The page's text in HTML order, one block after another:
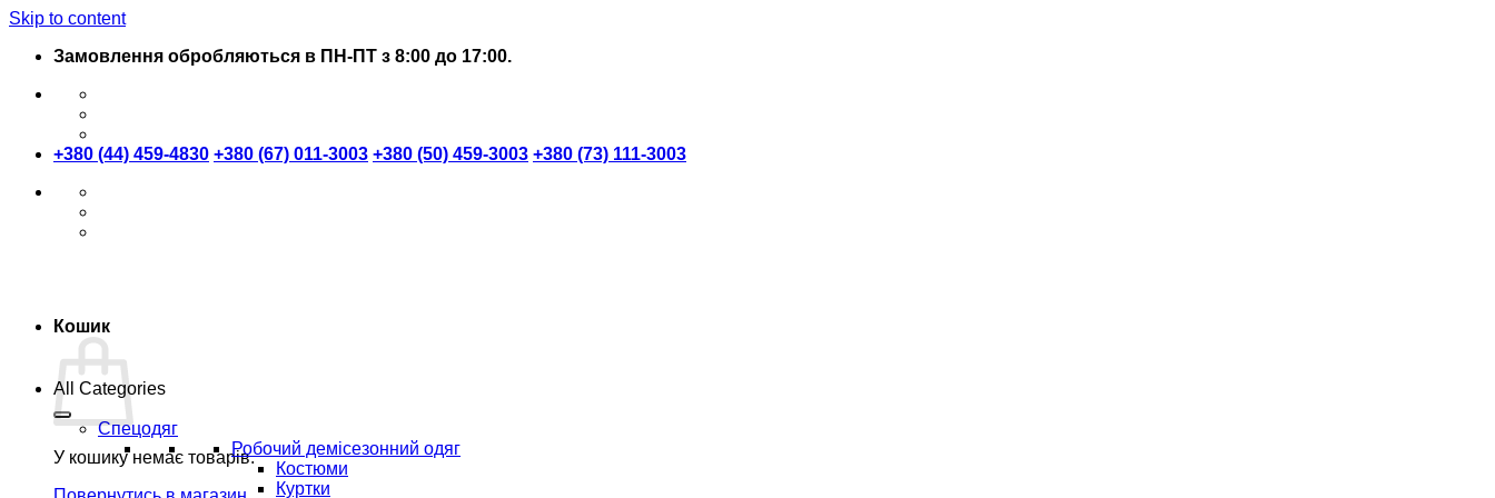
Skip to content
Замовлення обробляються в ПН-ПТ з 8:00 до 17:00.
+380 (44) 459-4830 +380 (67) 011-3003 +380 (50) 459-3003 +380 (73) 111-3003
Кошик
У кошику немає товарів.
All Categories
Спецодяг
Робочий демісезонний одяг
Костюми
Куртки